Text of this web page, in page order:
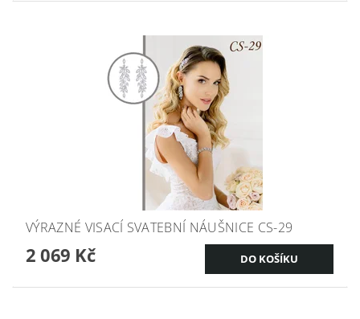
VÝRAZNÉ VISACÍ SVATEBNÍ NÁUŠNICE CS-29
2 069 Kč